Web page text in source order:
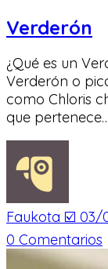
Verderón
¿Qué es un
Verderón o
como Chloris
que
Faukota ☑️ 03/
0 Comentarios